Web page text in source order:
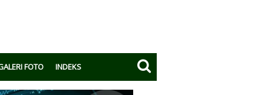
FOTO INDEKS